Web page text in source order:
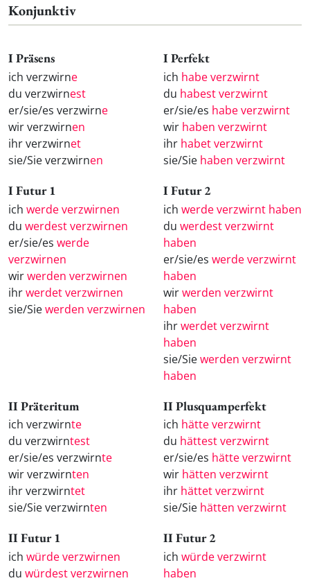
Konjunktiv
I Präsens
ich verzwirne
du verzwirnest
er/sie/es verzwirne
wir verzwirnen
ihr verzwirnet
sie/Sie verzwirnen
I Perfekt
ich habe verzwirnt
du habest verzwirnt
er/sie/es habe verzwirnt
wir haben verzwirnt
ihr habet verzwirnt
sie/Sie haben verzwirnt
I Futur 1
ich werde verzwirnen
du werdest verzwirnen
er/sie/es werde
verzwirnen
wirwerden verzwirnen
ihrwerdet verzwirnen
sie/Siewerden verzwirnen
I Futur 2
ich werde verzwirnt haben
du werdest verzwirnt
haben
er/sie/es werde verzwirnt
haben
wirwerden verzwirnt
haben
ihrwerdet verzwirnt
haben
sie/Siewerden verzwirnt
haben
II Präteritum
ich verzwirnte
du verzwirntest
er/sie/es verzwirnte
wir verzwirnten
ihr verzwirntet
sie/Sie verzwirnten
II Plusquamperfekt
ich hätte verzwirnt
du hättest verzwirnt
er/sie/es hätte verzwirnt
wir hätten verzwirnt
ihr hättet verzwirnt
sie/Sie hätten verzwirnt
II Futur 1
ich würde verzwirnen
du würdest verzwirnen
II Futur 2
ich würde verzwirnt
haben